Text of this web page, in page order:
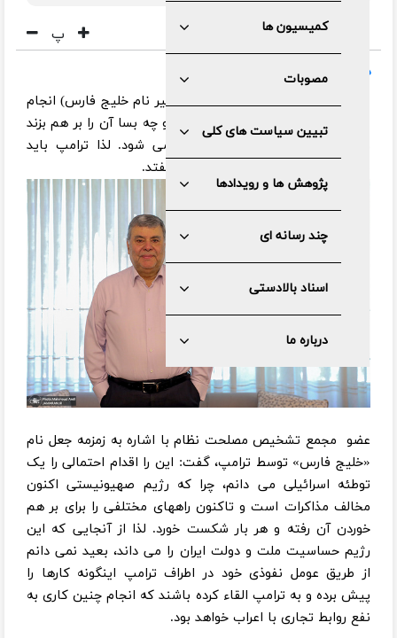
کمیسیون ها
مصوبات
تبیین سیاست های کلی
پژوهش ها و رویدادها
چند رسانه ای
اسناد بالادستی
درباره ما
پ
در گفت و گو با جماران؛
صدر به جماران گفت: اگر این کار(تغییر نام خلیج فارس) انجام
شود، بر مذاکرات اثر منفی می گذارد و چه بسا آن را بر هم بزند
و برنامه ترامپ برای مذاکره خراب می شود. لذا ترامپ باید
مراقب باشد در دام صهیونیست ها نیفتد.
عضو مجمع تشخیص مصلحت نظام با اشاره به زمزمه جعل نام
«خلیج فارس» توسط ترامپ، گفت: این را اقدام احتمالی را یک
توطئه اسرائیلی می دانم، چرا که رژیم صهیونیستی اکنون
مخالف مذاکرات است و تاکنون راههای مختلفی را برای بر هم
خوردن آن رفته و هر بار شکست خورد. لذا از آنجایی که این
رژیم حساسیت ملت و دولت ایران را می داند، بعید نمی دانم
از طریق عومل نفوذی خود در اطراف ترامپ اینگونه کارها را
پیش برده و به ترامپ القاء کرده باشند که انجام چنین کاری به
نفع روابط تجاری با اعراب خواهد بود.